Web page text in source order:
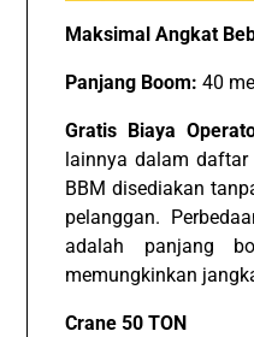
Maksimal Angkat
Panjang Boom: 40
Gratis Biaya
lainnya dalam
BBM disediakan
pelanggan.
adalah panjang
memungkinkan
Crane 50 TON